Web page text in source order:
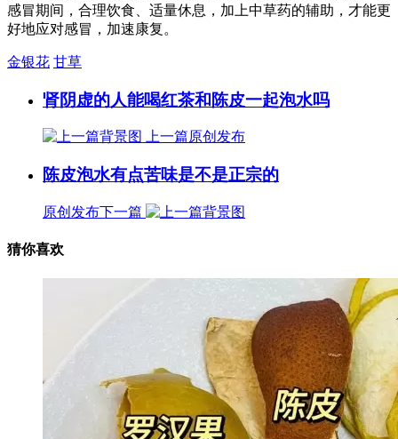
感冒期间，合理饮食、适量休息，加上中草药的辅助，才能更
好地应对感冒，加速康复。
金银花 甘草
肾阴虚的人能喝红茶和陈皮一起泡水吗
上一篇原创发布
陈皮泡水有点苦味是不是正宗的
原创发布下一篇
猜你喜欢